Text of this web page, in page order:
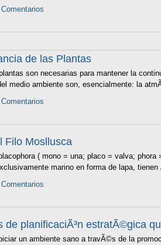
de las Plantas
son necesarias para mantener la
medio ambiente son, esencialmente: la
Filo Mosllusca
( mono = una; placo = valva;
marino en forma de lapa, tienen
de planificaciÃ³n estratÃ©gica
un ambiente sano a travÃ©s de la